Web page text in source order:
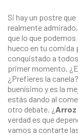
Si hay un postre
realmente
que lo que
hueco en tu comida
conquistado a
primer momento.
¿Prefieres la
buenísimo y es la
estás dando al
otro debate. ¿
verdad es que
vamos a contarte